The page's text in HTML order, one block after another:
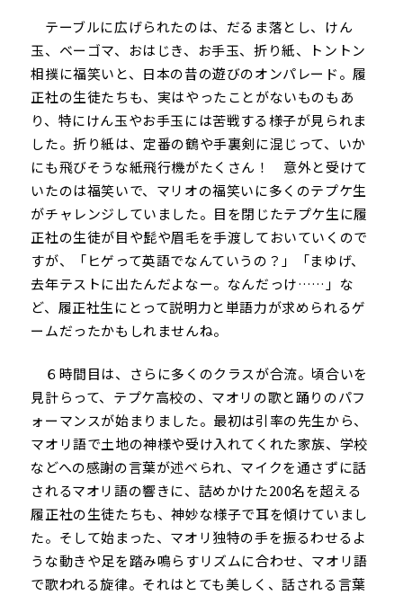
テーブルに広げられたのは、だるま落とし、けん
玉、ベーゴマ、おはじき、お手玉、折り紙、トントン
相撲に福笑いと、日本の昔の遊びのオンパレード。履
正社の生徒たちも、実はやったことがないものもあ
り、特にけん玉やお手玉には苦戦する様子が見られま
した。折り紙は、定番の鶴や手裏剣に混じって、いか
にも飛びそうな紙飛行機がたくさん！ 意外と受けて
いたのは福笑いで、マリオの福笑いに多くのテプケ生
がチャレンジしていました。目を閉じたテプケ生に履
正社の生徒が目や髭や眉毛を手渡しておいていくので
すが、「ヒゲって英語でなんていうの？」「まゆげ、
去年テストに出たんだよなー。なんだっけ……」な
ど、履正社生にとって説明力と単語力が求められるゲ
ームだったかもしれませんね。
６時間目は、さらに多くのクラスが合流。頃合いを
見計らって、テプケ高校の、マオリの歌と踊りのパフ
ォーマンスが始まりました。最初は引率の先生から、
マオリ語で土地の神様や受け入れてくれた家族、学校
などへの感謝の言葉が述べられ、マイクを通さずに話
されるマオリ語の響きに、詰めかけた200名を超える
履正社の生徒たちも、神妙な様子で耳を傾けていまし
た。そして始まった、マオリ独特の手を振るわせるよ
うな動きや足を踏み鳴らすリズムに合わせ、マオリ語
で歌われる旋律。それはとても美しく、話される言葉